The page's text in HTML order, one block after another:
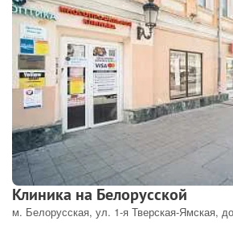
Клиника на Белорусской
м. Белорусская, ул. 1-я Тверская-Ямская,